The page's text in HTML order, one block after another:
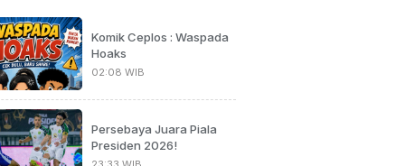
Komik Ceplos : Waspada
Hoaks
02:08 WIB
Persebaya Juara Piala
Presiden 2026!